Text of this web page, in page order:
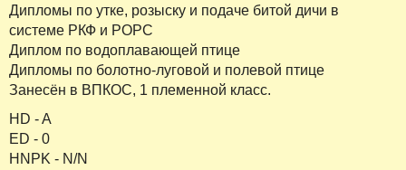
Дипломы по утке, розыску и подаче битой дичи в
системе РКФ и РОРС
Диплом по водоплавающей птице
Дипломы по болотно-луговой и полевой птице
Занесён в ВПКОС, 1 племенной класс.
HD - A
ED - 0
HNPK - N/N